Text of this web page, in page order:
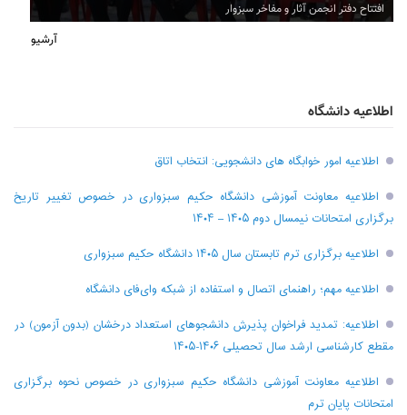
افتتاح دفتر انجمن آثار و مفاخر سبزوار
آرشیو
اطلاعیه دانشگاه
اطلاعیه امور خوابگاه های دانشجویی: انتخاب اتاق
اطلاعیه معاونت آموزشی دانشگاه حکیم سبزواری در خصوص تغییر تاریخ
برگزاری امتحانات نیمسال دوم ۱۴۰۵ – ۱۴۰۴
اطلاعیه برگزاری ترم تابستان سال ۱۴۰۵ دانشگاه حکیم سبزواری
اطلاعیه مهم؛ راهنمای اتصال و استفاده از شبکه وای‌فای دانشگاه
اطلاعیه: تمدید فراخوان پذیرش دانشجو‌های استعداد درخشان (بدون آزمون) در
مقطع کارشناسی ارشد سال تحصیلی ۱۴۰۶-۱۴۰۵
اطلاعیه معاونت آموزشی دانشگاه حکیم سبزواری در خصوص نحوه برگزاری
امتحانات پایان ترم